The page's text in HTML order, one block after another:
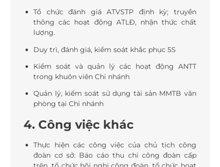
Tổ chức đánh giá ATVSTP định kỳ; truyền
thông các hoạt động ATLĐ, nhận thức chất
lượng.
Duy trì, đánh giá, kiểm soát khắc phục 5S
Kiểm soát và quản lý các hoạt động ANTT
trong khuôn viên Chi nhánh
Quản lý, kiểm soát sử dụng tài sản MMTB văn
phòng tại Chi nhánh
4. Công việc khác
Thực hiện các công việc của chủ tịch công
đoàn cơ sở: Báo cáo thu chi công đoàn cấp